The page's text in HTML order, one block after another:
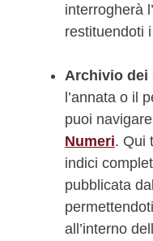
interrogherà
restituendoti
Archivio dei
l’annata o il
puoi
Numeri. Qui
indici
pubblicata
all’interno